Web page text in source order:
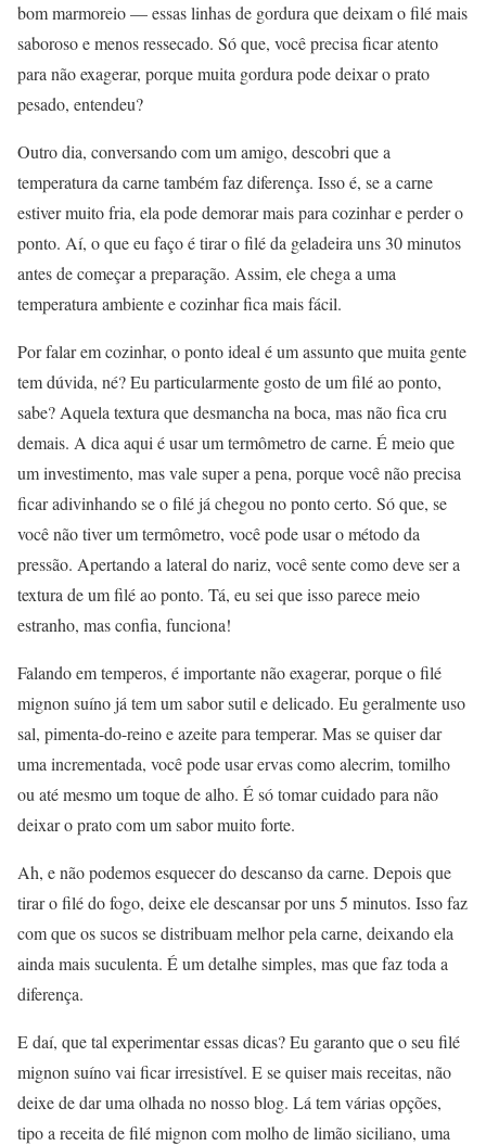
bom marmoreio — essas linhas de gordura que deixam o filé mais
saboroso e menos ressecado. Só que, você precisa ficar atento
para não exagerar, porque muita gordura pode deixar o prato
pesado, entendeu?
Outro dia, conversando com um amigo, descobri que a
temperatura da carne também faz diferença. Isso é, se a carne
estiver muito fria, ela pode demorar mais para cozinhar e perder o
ponto. Aí, o que eu faço é tirar o filé da geladeira uns 30 minutos
antes de começar a preparação. Assim, ele chega a uma
temperatura ambiente e cozinhar fica mais fácil.
Por falar em cozinhar, o ponto ideal é um assunto que muita gente
tem dúvida, né? Eu particularmente gosto de um filé ao ponto,
sabe? Aquela textura que desmancha na boca, mas não fica cru
demais. A dica aqui é usar um termômetro de carne. É meio que
um investimento, mas vale super a pena, porque você não precisa
ficar adivinhando se o filé já chegou no ponto certo. Só que, se
você não tiver um termômetro, você pode usar o método da
pressão. Apertando a lateral do nariz, você sente como deve ser a
textura de um filé ao ponto. Tá, eu sei que isso parece meio
estranho, mas confia, funciona!
Falando em temperos, é importante não exagerar, porque o filé
mignon suíno já tem um sabor sutil e delicado. Eu geralmente uso
sal, pimenta-do-reino e azeite para temperar. Mas se quiser dar
uma incrementada, você pode usar ervas como alecrim, tomilho
ou até mesmo um toque de alho. É só tomar cuidado para não
deixar o prato com um sabor muito forte.
Ah, e não podemos esquecer do descanso da carne. Depois que
tirar o filé do fogo, deixe ele descansar por uns 5 minutos. Isso faz
com que os sucos se distribuam melhor pela carne, deixando ela
ainda mais suculenta. É um detalhe simples, mas que faz toda a
diferença.
E daí, que tal experimentar essas dicas? Eu garanto que o seu filé
mignon suíno vai ficar irresistível. E se quiser mais receitas, não
deixe de dar uma olhada no nosso blog. Lá tem várias opções,
tipo a receita de filé mignon com molho de limão siciliano, uma